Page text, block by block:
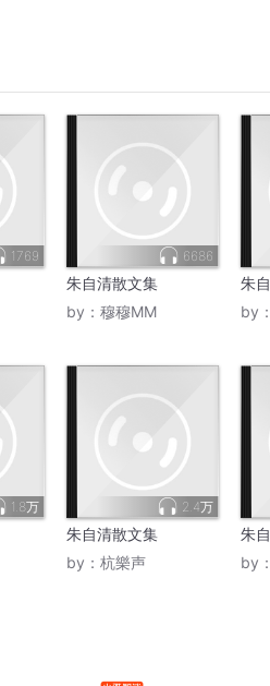
1769 6686
朱自清散文集
by： 穆穆MM
朱
by：
1.8万 2.4万
朱自清散文集
by： 杭樂声
朱
by：